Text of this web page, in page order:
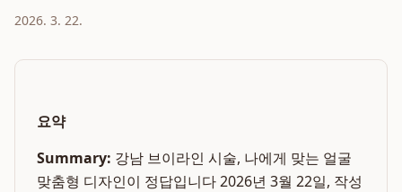
2026. 3. 22.
요약
Summary: 강남 브이라인 시술, 나에게 맞는 얼굴
맞춤형 디자인이 정답입니다 2026년 3월 22일, 작성